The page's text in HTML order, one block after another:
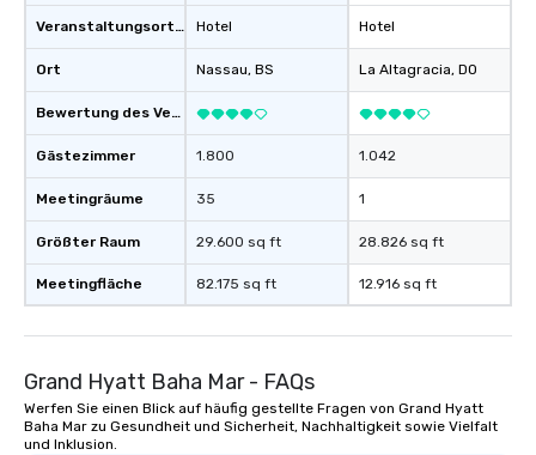
Veranstaltungsortstyp
Ort
Bewertung des Veranstaltungsortes
Gästezimmer
Meetingräume
Größter Raum
Meetingfläche
Hotel
Nassau, BS
1.800
35
29.600 sq ft
82.175 sq ft
Hotel
La Altagracia, DO
1.042
1
28.826 sq ft
12.916 sq ft
Grand Hyatt Baha Mar - FAQs
Werfen Sie einen Blick auf häufig gestellte Fragen von Grand Hyatt
Baha Mar zu Gesundheit und Sicherheit, Nachhaltigkeit sowie Vielfalt
und Inklusion.